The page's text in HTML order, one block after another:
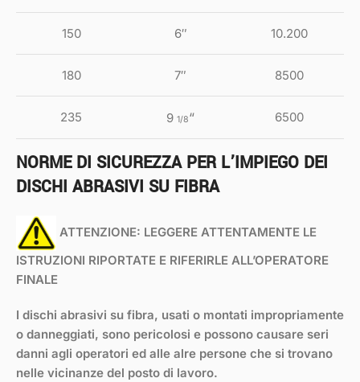
150 6″ 10.200
180 7″ 8500
235 9 1/8“ 6500
NORME DI SICUREZZA PER L’IMPIEGO DEI
DISCHI ABRASIVI SU FIBRA
ATTENZIONE: LEGGERE ATTENTAMENTE LE
ISTRUZIONI RIPORTATE E RIFERIRLE ALL’OPERATORE
FINALE
I dischi abrasivi su fibra, usati o montati impropriamente
o danneggiati, sono pericolosi e possono causare seri
danni agli operatori ed alle alre persone che si trovano
nelle vicinanze del posto di lavoro.